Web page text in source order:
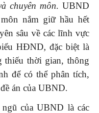
chuyên môn. UBND
nắm giữ hầu hết
sâu về các lĩnh vực
HĐND, đặc biệt là
thiếu thời gian, thông
để có thể phân tích,
án của UBND.
của UBND là các